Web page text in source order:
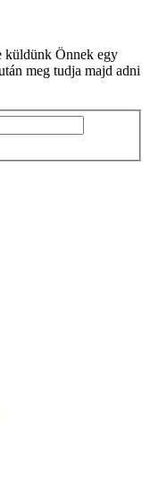
küldünk Önnek egy
meg tudja majd adni